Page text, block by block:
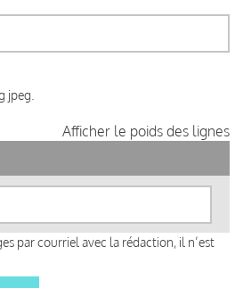
jpeg.
Afficher le poids des lignes
par courriel avec la rédaction, il n’est